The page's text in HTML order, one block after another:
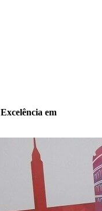
Excelência em